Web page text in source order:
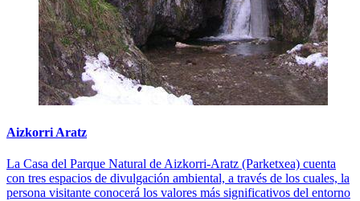
Aizkorri Aratz
La Casa del Parque Natural de Aizkorri-Aratz (Parketxea) cuenta
con tres espacios de divulgación ambiental, a través de los cuales, la
persona visitante conocerá los valores más significativos del entorno